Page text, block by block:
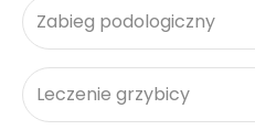
Zabieg podologiczny
Leczenie grzybicy